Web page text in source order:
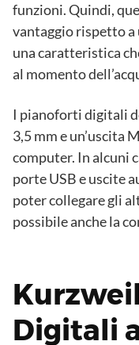
funzioni. Quindi,
vantaggio rispetto a
una caratteristica
al momento
I pianoforti digitali
3,5 mm e un’uscita
computer. In alcuni
porte USB e uscite
poter collegare gli
possibile anche la
Digitali